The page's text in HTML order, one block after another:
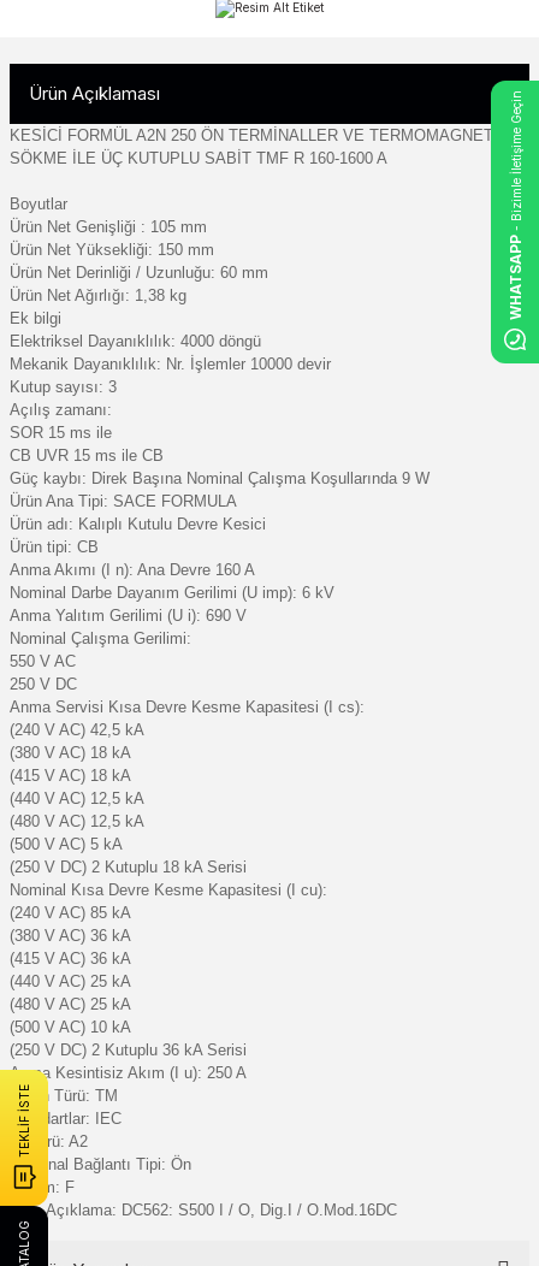
Ürün Açıklaması
KESİCİ FORMÜL A2N 250 ÖN TERMİNALLER VE TERMOMAGNETİK
SÖKME İLE ÜÇ KUTUPLU SABİT TMF R 160-1600 A
Boyutlar
Ürün Net Genişliği : 105 mm
Ürün Net Yüksekliği: 150 mm
Ürün Net Derinliği / Uzunluğu: 60 mm
Ürün Net Ağırlığı: 1,38 kg
Ek bilgi
Elektriksel Dayanıklılık: 4000 döngü
Mekanik Dayanıklılık: Nr. İşlemler 10000 devir
Kutup sayısı: 3
Açılış zamanı:
SOR 15 ms ile
CB UVR 15 ms ile CB
Güç kaybı: Direk Başına Nominal Çalışma Koşullarında 9 W
Ürün Ana Tipi: SACE FORMULA
Ürün adı: Kalıplı Kutulu Devre Kesici
Ürün tipi: CB
Anma Akımı (I n): Ana Devre 160 A
Nominal Darbe Dayanım Gerilimi (U imp): 6 kV
Anma Yalıtım Gerilimi (U i): 690 V
Nominal Çalışma Gerilimi:
550 V AC
250 V DC
Anma Servisi Kısa Devre Kesme Kapasitesi (I cs):
(240 V AC) 42,5 kA
(380 V AC) 18 kA
(415 V AC) 18 kA
(440 V AC) 12,5 kA
(480 V AC) 12,5 kA
(500 V AC) 5 kA
(250 V DC) 2 Kutuplu 18 kA Serisi
Nominal Kısa Devre Kesme Kapasitesi (I cu):
(240 V AC) 85 kA
(380 V AC) 36 kA
(415 V AC) 36 kA
(440 V AC) 25 kA
(480 V AC) 25 kA
(500 V AC) 10 kA
(250 V DC) 2 Kutuplu 36 kA Serisi
Anma Kesintisiz Akım (I u): 250 A
Yayın Türü: TM
Standartlar: IEC
Alt türü: A2
Terminal Bağlantı Tipi: Ön
Sürüm: F
Kısa Açıklama: DC562: S500 I / O, Dig.I / O.Mod.16DC
TEKLİF İSTE
WHATSAPP
- Bizimle İletişime Geçin